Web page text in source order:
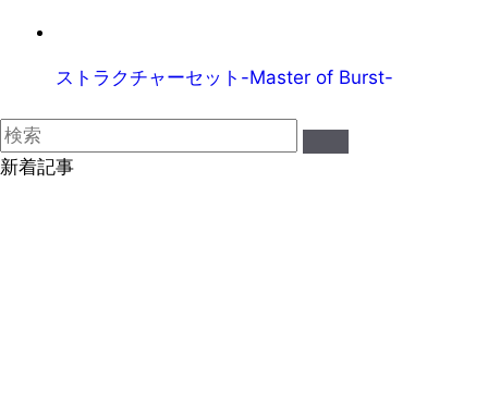
ストラクチャーセット-Master of Burst-
新着記事